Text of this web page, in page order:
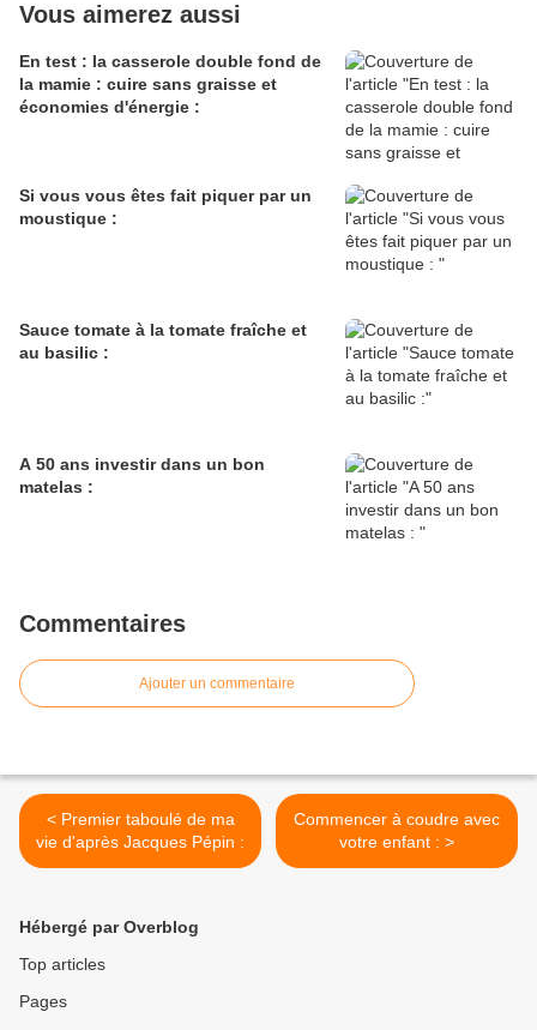
Vous aimerez aussi
En test : la casserole double fond de
la mamie : cuire sans graisse et
économies d'énergie :
Si vous vous êtes fait piquer par un
moustique :
Sauce tomate à la tomate fraîche et
au basilic :
A 50 ans investir dans un bon
matelas :
Commentaires
Ajouter un commentaire
< Premier taboulé de ma
vie d'après Jacques Pépin :
Commencer à coudre avec
votre enfant : >
Hébergé par Overblog
Top articles
Pages